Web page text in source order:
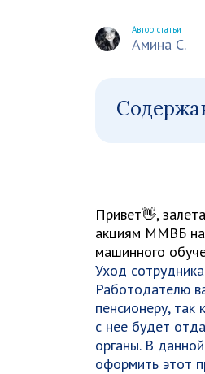
Автор статьи
Амина С.
Привет👋,
акциям ММВБ на
машинного
Уход
Работодателю
пенсионеру, так
с нее будет
органы. В
оформить этот